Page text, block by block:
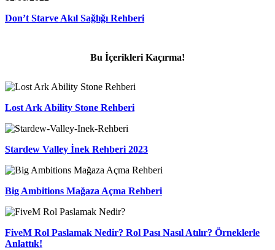
Don’t Starve Akıl Sağlığı Rehberi
Bu İçerikleri Kaçırma!
Lost Ark Ability Stone Rehberi
Stardew Valley İnek Rehberi 2023
Big Ambitions Mağaza Açma Rehberi
FiveM Rol Paslamak Nedir? Rol Pası Nasıl Atılır? Örneklerle
Anlattık!